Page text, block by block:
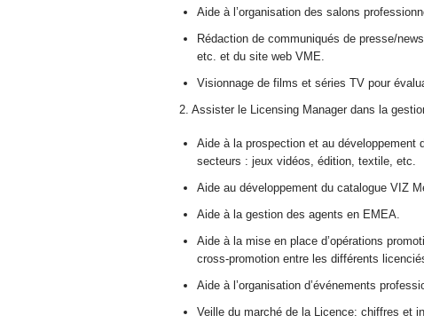
Aide à l’organisation des salons
Rédaction de communiqués de presse/
etc. et du site web VME.
Visionnage de films et séries TV pour
2. Assister le Licensing Manager dans la
Aide à la prospection et au développement
secteurs : jeux vidéos, édition, textile, etc.
Aide au développement du catalogue VIZ
Aide à la gestion des agents en EMEA.
Aide à la mise en place d’opérations
cross-promotion entre les différents
Aide à l’organisation d’événements
Veille du marché de la Licence: chiffres et